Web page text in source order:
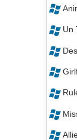
Un